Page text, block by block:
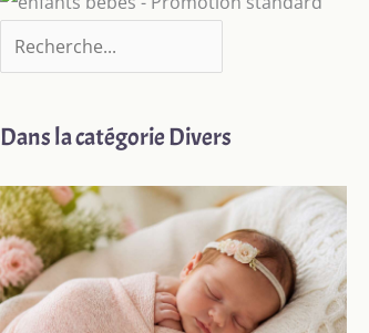
Dans la catégorie Divers